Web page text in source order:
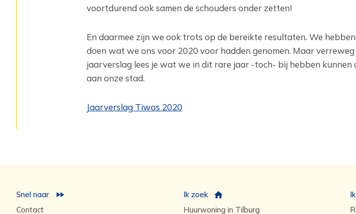
voortdurend ook samen de schouders onder zetten!
En daarmee zijn we ook trots op de bereikte resultaten. We
doen wat we ons voor 2020 voor hadden genomen. Maar
jaarverslag lees je wat we in dit rare jaar -toch- bij hebben kunnen
aan onze stad.
Jaarverslag Tiwos 2020
Snel naar
Contact
Ik zoek
Huurwoning in Tilburg